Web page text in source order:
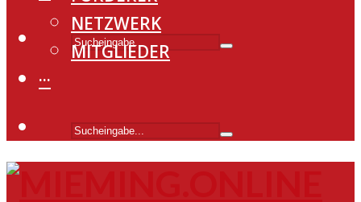
NETZWERK
MITGLIEDER
···